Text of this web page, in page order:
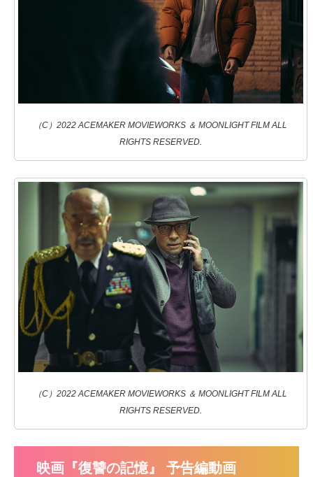
（C）2022 ACEMAKER MOVIEWORKS ＆ MOONLIGHT FILM ALL
RIGHTS RESERVED.
（C）2022 ACEMAKER MOVIEWORKS ＆ MOONLIGHT FILM ALL
RIGHTS RESERVED.
映画『復讐の記憶』 予告編動画